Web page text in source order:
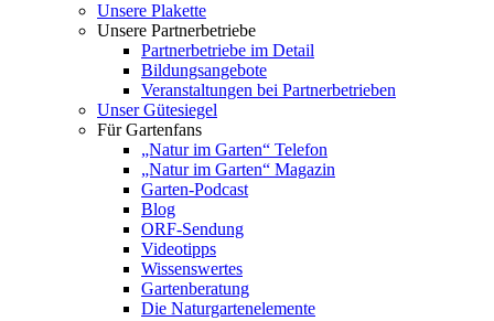
Unsere Plakette
Unsere Partnerbetriebe
Partnerbetriebe im Detail
Bildungsangebote
Veranstaltungen bei Partnerbetrieben
Unser Gütesiegel
Für Gartenfans
„Natur im Garten“ Telefon
„Natur im Garten“ Magazin
Garten-Podcast
Blog
ORF-Sendung
Videotipps
Wissenswertes
Gartenberatung
Die Naturgartenelemente